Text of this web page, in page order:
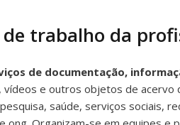
de trabalho da
de documentação,
e outros objetos de acervo
saúde, serviços sociais,